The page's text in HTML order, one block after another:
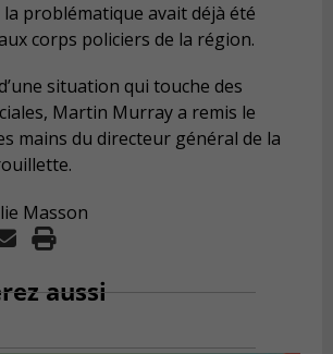
la problématique avait déjà été
corps policiers de la région.
’une situation qui touche des
Martin Murray a remis le
mains du directeur général de la
Masson
aussi